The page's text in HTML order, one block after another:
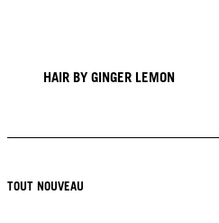
HAIR BY GINGER LEMON
KICKI YANG ZHANG
TOUT NOUVEAU